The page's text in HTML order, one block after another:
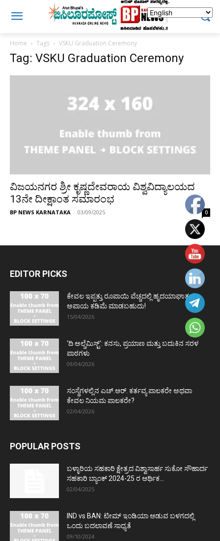
Home Tags VSKU Graduation Ceremony
Tag: VSKU Graduation Ceremony
ವಿಜಯನಗರ ಶ್ರೀ ಕೃಷ್ಣದೇವರಾಯ ವಿಶ್ವವಿದ್ಯಾಲಯದ
13ನೇ ದೀಕ್ಷಾಂತ ಸಮಾರಂಭ
BP NEWS KARNATAKA - 03/09/2025 0
EDITOR PICKS
ಕೇವಲ ಇಪ್ಪತ್ತು ರೂಪಾಯಿ ವೆಚ್ಚದಲ್ಲಿ ಹೃದಯಾಘಾತದ
ಅಪಾಯ ಕಡಿಮೆ ಮಾಡಬಹುದು!
15/04/2026
‘ದಿ ಅಲ್ಚೆಮಿಸ್ಟ್’: ಕನಸು, ಪ್ರಯಾಣ ಮತ್ತು ಬದುಕಿನ ಸರಳ
ಪಾಠಗಳು
09/04/2026
ಸಂಸ್ಥೆಗಳಲ್ಲಿನ ಎಚ್.ಆರ್. ಕರ್ತವ್ಯ ಪಾಲಕರೇ ಅಥವಾ
ಕೇವಲ ನಿಯಮ ಪಾಲಕರೇ?
02/04/2026
POPULAR POSTS
ಬಳ್ಳಾರಿಯ ಸಹಕಾರಿ ಕ್ಷೇತ್ರದ ವಿಶ್ವಾಸಾರ್ಹ ಸುಕೋ ಸೌಹಾರ್ದ
ಸಹಕಾರಿ ಬ್ಯಾಂಕ್ 2024-25 ರ ಆರ್ಥಿಕ...
02/04/2025
IND vs BAN: ಟೀಮ್ ಇಂಡಿಯಾ ಆಡುವ ಬಳಗದಲ್ಲಿ
ಒಂದು ಬದಲಾವಣೆ ಸಾಧ್ಯತೆ
09/10/2024